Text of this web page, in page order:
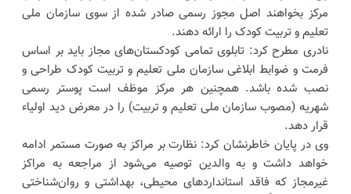
مرکز بخواهند اصل مجوز رسمی صادر شده از سوی سازمان ملی
تعلیم و تربیت کودک را ارائه دهند.
نادری مطرح کرد: تابلوی تمامی کودکستان‌های مجاز باید بر اساس
فرمت و ضوابط ابلاغی سازمان ملی تعلیم و تربیت کودک طراحی و
نصب شده باشد. همچنین هر مرکز موظف است پوستر رسمی
شهریه (مصوب سازمان ملی تعلیم و تربیت) را در معرض دید اولیاء
قرار دهد.
وی در پایان خاطرنشان کرد: نظارت بر مراکز به صورت مستمر ادامه
خواهد داشت و به والدین توصیه می‌شود از مراجعه به مراکز
غیرمجاز که فاقد استانداردهای محیطی، بهداشتی و روان‌شناختی